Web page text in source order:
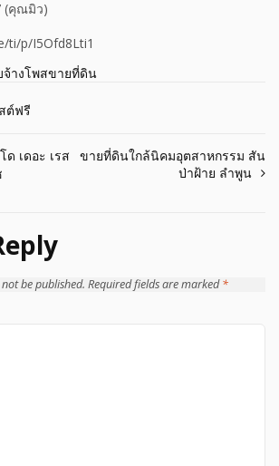
(คุณมิว)
ti/p/I5Ofd8Lti1
จ้างโพสขายที่ดิน
ต์ฟรี
เดอะ เรส
ขายที่ดินใกล้นิคมอุตสาหกรรม สัน
ป่าฝ้าย ลำพูน
be published. Required fields are marked*